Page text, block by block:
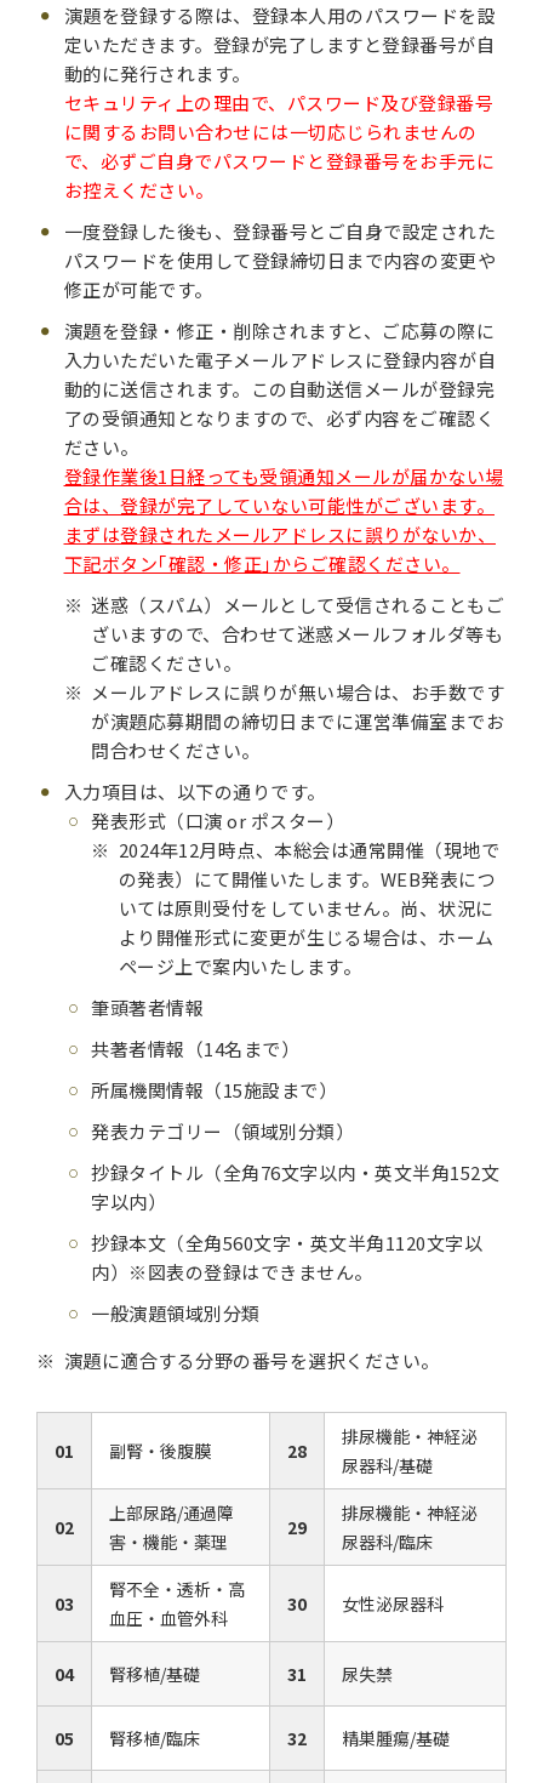
演題を登録する際は、登録本人用のパスワードを設
定いただきます。登録が完了しますと登録番号が自
動的に発行されます。
セキュリティ上の理由で、パスワード及び登録番号
に関するお問い合わせには一切応じられませんの
で、必ずご自身でパスワードと登録番号をお手元に
お控えください。
一度登録した後も、登録番号とご自身で設定された
パスワードを使用して登録締切日まで内容の変更や
修正が可能です。
演題を登録・修正・削除されますと、ご応募の際に
入力いただいた電子メールアドレスに登録内容が自
動的に送信されます。この自動送信メールが登録完
了の受領通知となりますので、必ず内容をご確認く
ださい。
登録作業後1日経っても受領通知メールが届かない場
合は、登録が完了していない可能性がございます。
まずは登録されたメールアドレスに誤りがないか、
下記ボタン｢確認・修正｣からご確認ください。
迷惑（スパム）メールとして受信されることもご
ざいますので、合わせて迷惑メールフォルダ等も
ご確認ください。
メールアドレスに誤りが無い場合は、お手数です
が演題応募期間の締切日までに運営準備室までお
問合わせください。
入力項目は、以下の通りです。
発表形式（口演 or ポスター）
2024年12月時点、本総会は通常開催（現地で
の発表）にて開催いたします。WEB発表につ
いては原則受付をしていません。尚、状況に
より開催形式に変更が生じる場合は、ホーム
ページ上で案内いたします。
筆頭著者情報
共著者情報（14名まで）
所属機関情報（15施設まで）
発表カテゴリー（領域別分類）
抄録タイトル（全角76文字以内・英文半角152文
字以内）
抄録本文（全角560文字・英文半角1120文字以
内）※図表の登録はできません。
一般演題領域別分類
演題に適合する分野の番号を選択ください。
01 副腎・後腹膜 28
排尿機能・神経泌
尿器科/基礎
02
上部尿路/通過障
害・機能・薬理
29
排尿機能・神経泌
尿器科/臨床
03
腎不全・透析・高
血圧・血管外科
30 女性泌尿器科
04 腎移植/基礎 31 尿失禁
05 腎移植/臨床 32 精巣腫瘍/基礎